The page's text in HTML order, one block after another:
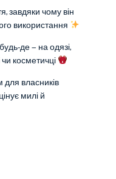
завдяки чому він
використання
де — на одязі,
косметичці
власників
милі й